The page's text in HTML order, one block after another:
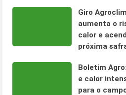
Giro
aumenta o
calor e
próxima
Boletim
e calor
para o